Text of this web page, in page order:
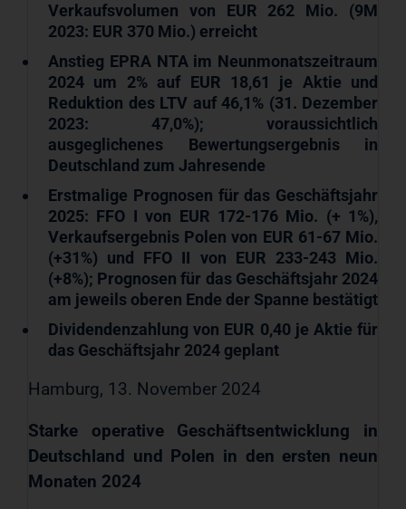
Verkaufsvolumen von EUR 262 Mio. (9M
2023: EUR 370 Mio.) erreicht
Anstieg EPRA NTA im Neunmonatszeitraum
2024 um 2% auf EUR 18,61 je Aktie und
Reduktion des LTV auf 46,1% (31. Dezember
2023: 47,0%); voraussichtlich
ausgeglichenes Bewertungsergebnis in
Deutschland zum Jahresende
Erstmalige Prognosen für das Geschäftsjahr
2025: FFO I von EUR 172-176 Mio. (+ 1%),
Verkaufsergebnis Polen von EUR 61-67 Mio.
(+31%) und FFO II von EUR 233-243 Mio.
(+8%); Prognosen für das Geschäftsjahr 2024
am jeweils oberen Ende der Spanne bestätigt
Dividendenzahlung von EUR 0,40 je Aktie für
das Geschäftsjahr 2024 geplant
Hamburg, 13. November 2024
Starke operative Geschäftsentwicklung in
Deutschland und Polen in den ersten neun
Monaten 2024